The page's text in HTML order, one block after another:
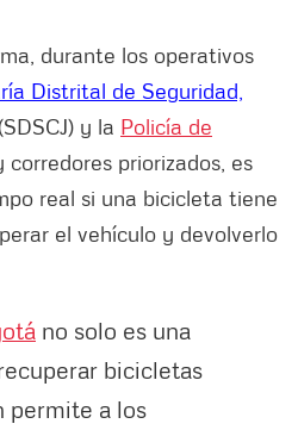
durante los operativos
Distrital de Seguridad,
y la Policía de
priorizados, es
real si una bicicleta tiene
el vehículo y devolverlo
no solo es una
bicicletas
permite a los